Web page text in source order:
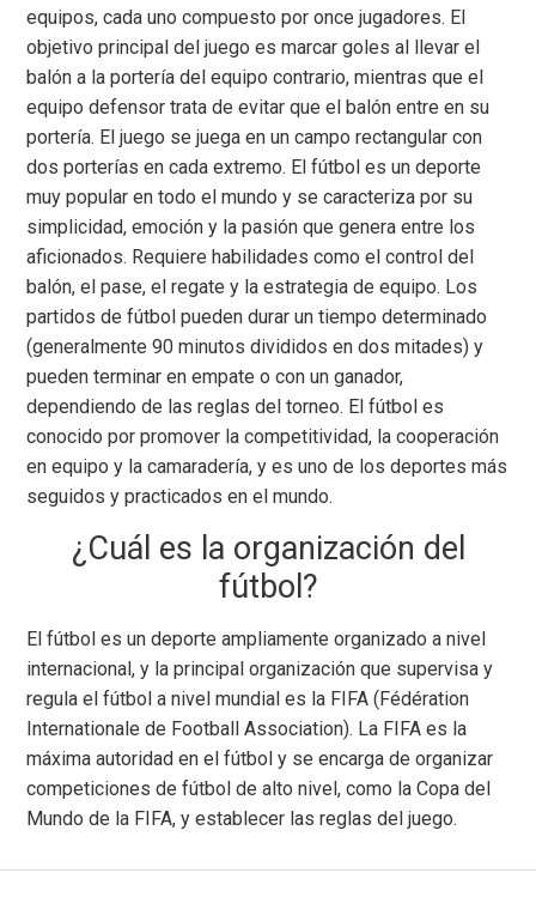
equipos, cada uno compuesto por once jugadores. El
objetivo principal del juego es marcar goles al llevar el
balón a la portería del equipo contrario, mientras que el
equipo defensor trata de evitar que el balón entre en su
portería. El juego se juega en un campo rectangular con
dos porterías en cada extremo. El fútbol es un deporte
muy popular en todo el mundo y se caracteriza por su
simplicidad, emoción y la pasión que genera entre los
aficionados. Requiere habilidades como el control del
balón, el pase, el regate y la estrategia de equipo. Los
partidos de fútbol pueden durar un tiempo determinado
(generalmente 90 minutos divididos en dos mitades) y
pueden terminar en empate o con un ganador,
dependiendo de las reglas del torneo. El fútbol es
conocido por promover la competitividad, la cooperación
en equipo y la camaradería, y es uno de los deportes más
seguidos y practicados en el mundo.
¿Cuál es la organización del
fútbol?
El fútbol es un deporte ampliamente organizado a nivel
internacional, y la principal organización que supervisa y
regula el fútbol a nivel mundial es la FIFA (Fédération
Internationale de Football Association). La FIFA es la
máxima autoridad en el fútbol y se encarga de organizar
competiciones de fútbol de alto nivel, como la Copa del
Mundo de la FIFA, y establecer las reglas del juego.